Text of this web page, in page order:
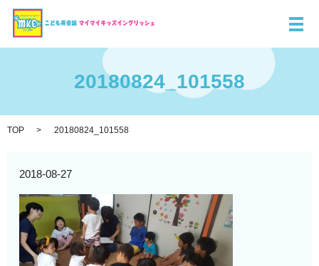
メ
20180824_101558
TOP 20180824_101558
2018-08-27